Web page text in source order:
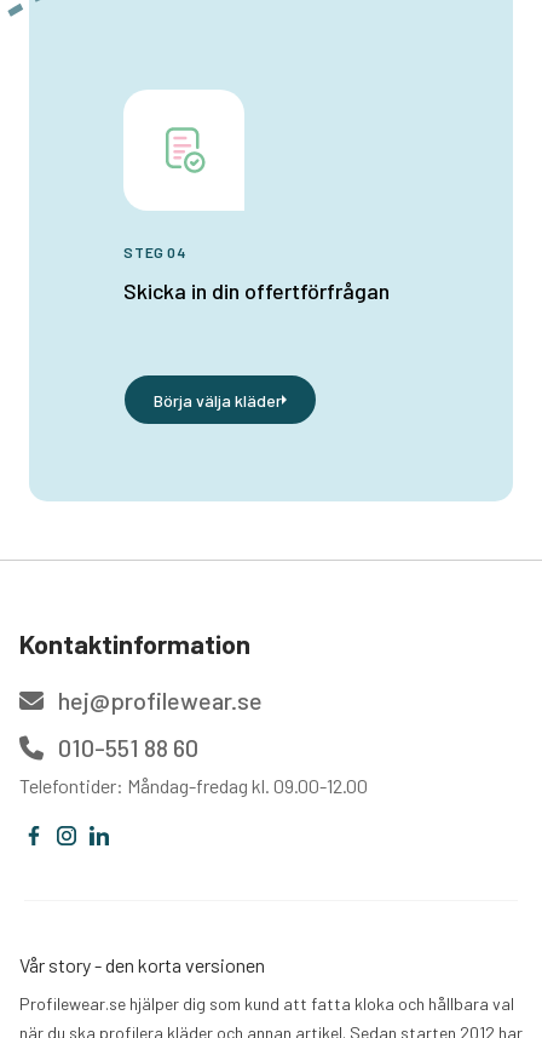
STEG 04
Skicka in din offertförfrågan
Börja välja kläder
Kontaktinformation
hej@profilewear.se
010-551 88 60
Telefontider: Måndag-fredag kl. 09.00-12.00
Vår story - den korta versionen
Profilewear.se hjälper dig som kund att fatta kloka och hållbara val
när du ska profilera kläder och annan artikel. Sedan starten 2012 har